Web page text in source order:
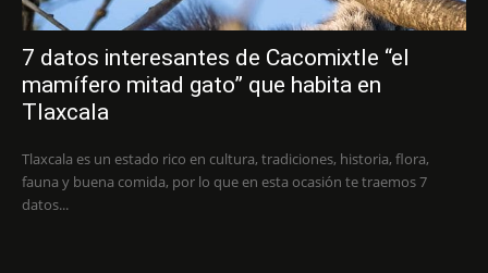
7 datos interesantes de Cacomixtle “el
mamífero mitad gato” que habita en
Tlaxcala
Tlaxcala es un estado rico en cultura, tradiciones, historia, flora,
fauna y buena comida, por lo que en esta ocasión te traemos 7
datos...